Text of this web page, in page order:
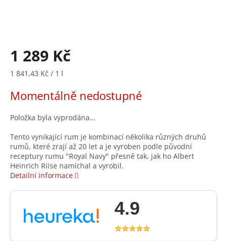
1 289 Kč
Měrná
1 841,43 Kč / 1 l
Momentálně nedostupné
Položka byla vyprodána…
Tento vynikající rum je kombinací několika různých druhů
rumů, které zrají až 20 let a je vyroben podle původní
receptury rumu "Royal Navy" přesně tak, jak ho Albert
Heinrich Riise namíchal a vyrobil.
Detailní informace
4.9
⭐⭐⭐⭐⭐